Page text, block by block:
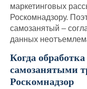
маркетинговых
Роскомнадзору.
самозанятый –
данных
Когда
самозанятыми
Роскомнадзор